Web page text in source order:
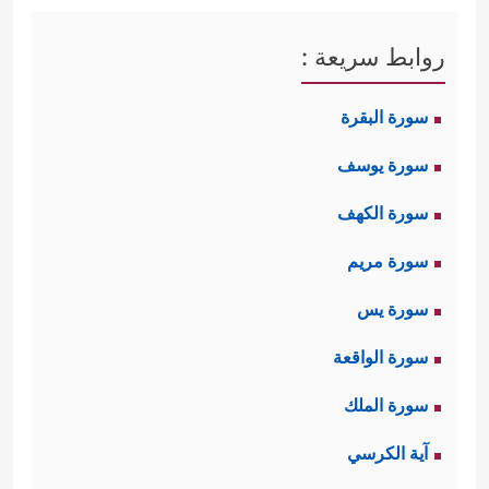
بَعۡدِ مَا بَیَّنَّـٰهُ لِلنَّاسِ فِی ٱلۡكِتَـٰبِ أُوْلَــٰۤىِٕكَ یَلۡعَنُهُمُ ٱللَّهُ
وَیَلۡعَنُهُمُ ٱللَّـٰعِنُونَ﴾
الوعيد الشديد؛ لأنَّ جريمتهم متعدَّيةٌ إلى
جمهور الناس، فهم المؤتمنون على
الوحي بعد الأنبياء، وقد خانوا هذه الأمانة
بكتمانها عن عمدٍ وقصدٍ، والآية عامة
تشمل كل كاتم للهدي الرباني، ولكنَّها
تشمل أهل الكتاب الذين حرَّفوا الكتاب
من باب أَولَى، فالتحريف زيادة في
الكتمان وقطْعٌ لسبيل الوصول إلى منبع
روابط سريعة :
سورة البقرة
سورة يوسف
سورة الكهف
سورة مريم
سورة يس
سورة الواقعة
سورة الملك
آية الكرسي